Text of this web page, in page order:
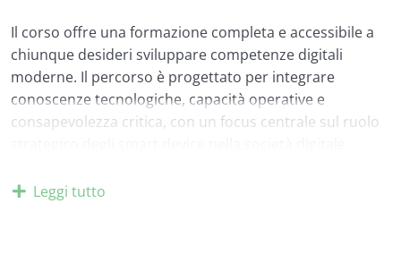
Il corso offre una formazione completa e accessibile a
chiunque desideri sviluppare competenze digitali
moderne. Il percorso è progettato per integrare
conoscenze tecnologiche, capacità operative e
consapevolezza critica, con un focus centrale sul ruolo
Gli smart device – come smartphone, smartwatch,
Leggi tutto